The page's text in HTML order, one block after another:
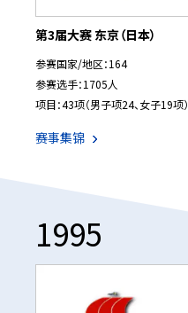
第3届大赛 东京（日本）
参赛国家/地区：164
参赛选手：1705人
项目：43项（男子项24、女子19项）
赛事集锦
1995